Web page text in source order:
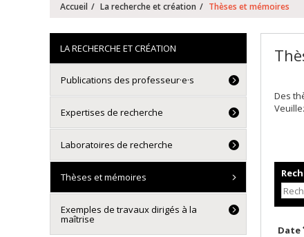
Accueil La recherche et création Thèses et mémoires
Des
Date
LA RECHERCHE ET CRÉATION
Publications des professeur·e·s
Expertises de recherche
Laboratoires de recherche
Thèses et mémoires
Exemples de travaux dirigés à la
maîtrise